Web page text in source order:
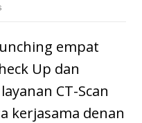
empat
Up dan
CT-Scan
kerjasama denan